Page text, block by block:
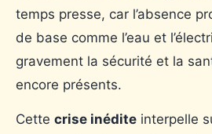
temps presse, car l’absence
de base comme l’eau et
gravement la sécurité et la
encore présents.
Cette crise inédite interpelle